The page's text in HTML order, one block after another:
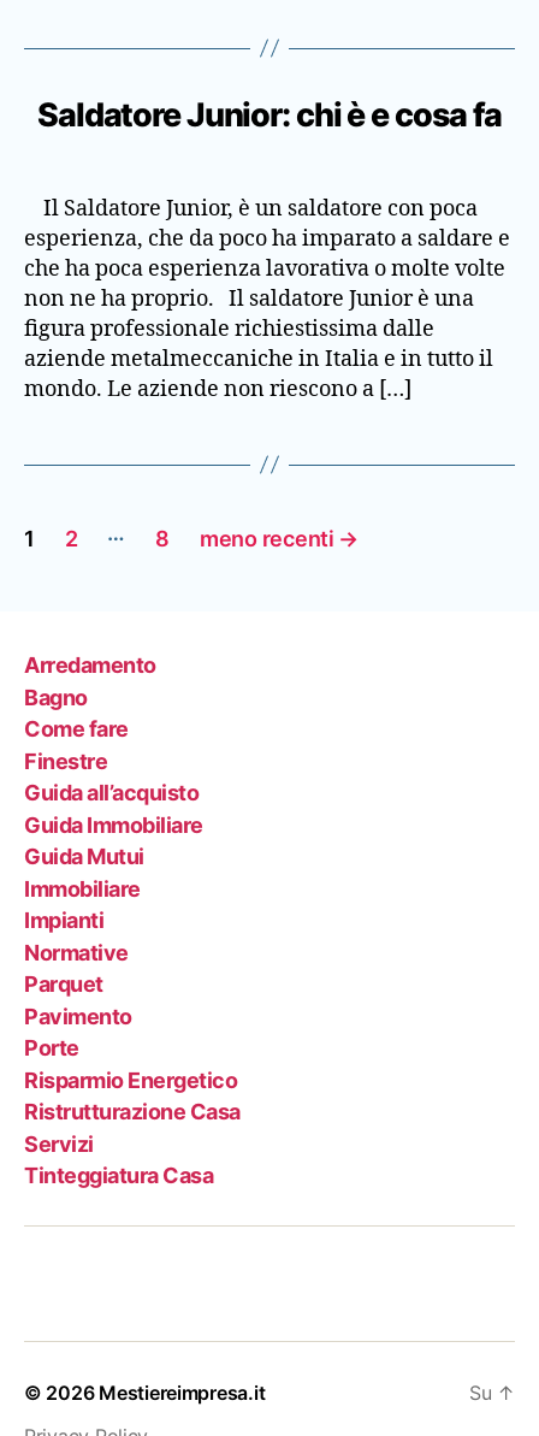
Saldatore Junior: chi è e cosa fa
Il Saldatore Junior, è un saldatore con poca
esperienza, che da poco ha imparato a saldare e
che ha poca esperienza lavorativa o molte volte
non ne ha proprio. Il saldatore Junior è una
figura professionale richiestissima dalle
aziende metalmeccaniche in Italia e in tutto il
mondo. Le aziende non riescono a […]
Paginazione
1 2 … 8 meno recenti →
Arredamento
Bagno
Come fare
Finestre
Guida all’acquisto
Guida Immobiliare
Guida Mutui
Immobiliare
Impianti
Normative
Parquet
Pavimento
Porte
Risparmio Energetico
Ristrutturazione Casa
Servizi
Tinteggiatura Casa
© 2026 Mestiereimpresa.it
Su ↑